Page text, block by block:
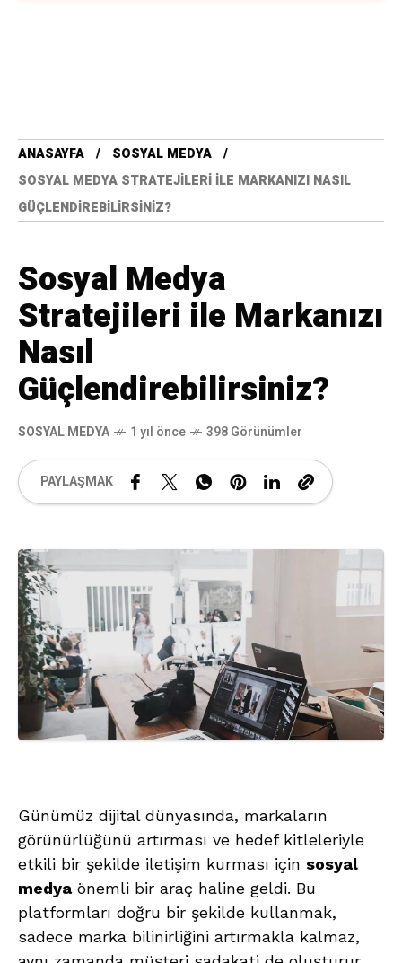
ANASAYFA
SOSYAL MEDYA
SOSYAL MEDYA STRATEJILERI ILE MARKANIZI NASIL
GÜÇLENDIREBILIRSINIZ?
Sosyal Medya
Stratejileri ile Markanızı
Nasıl
Güçlendirebilirsiniz?
SOSYAL MEDYA 1 yıl önce 398 Görünümler
PAYLAŞMAK
Günümüz dijital dünyasında, markaların
görünürlüğünü artırması ve hedef kitleleriyle
etkili bir şekilde iletişim kurması için sosyal
medya önemli bir araç haline geldi. Bu
platformları doğru bir şekilde kullanmak,
sadece marka bilinirliğini artırmakla kalmaz,